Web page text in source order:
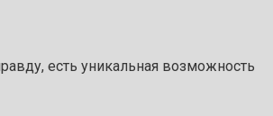
есть уникальная возможность